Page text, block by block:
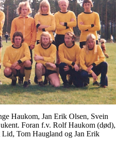
Haukom, Jan Erik Olsen, Svein
Foran f.v. Rolf Haukom (død),
Tom Haugland og Jan Erik